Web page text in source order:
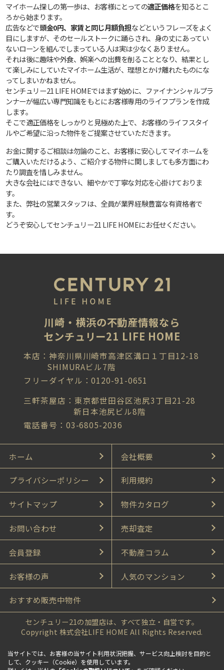
マイホーム探しの第一歩は、お客様にとっての適正価格を知るとこ
ろから始まります。
広告などで頭金0円、家賃と同じ月額負担などというフレーズをよく
目にしますが、そのセールストークに踊らされ、身の丈にあってい
ないローンを組んでしまっている人は実は少なくありません。
それは後に趣味や外食、娯楽への出費を削ることとなり、結果とし
て楽しみにしていたマイホーム生活が、理想とかけ離れたものにな
ってしまいかねません。
センチュリー21 LIFE HOMEではまず始めに、ファイナンシャルプラ
ンナーが幅広い専門知識をもとにお客様専用のライフプランを作成
します。
そこで適正価格をしっかりと見極めた上で、お客様のライフスタイ
ルやご希望に沿った物件をご提案させていただきます。
お金に関するご相談は勿論のこと、お客様に安心してマイホームを
ご購入いただけるよう、ご紹介する物件に関しましても多方面にわ
たり調査を惜しみません。
大きな会社にはできない、細やかで丁寧な対応を心掛けておりま
す。
また、弊社の営業スタッフは、全員が業界経験豊富な有資格者で
す。
どうぞ安心してセンチュリー21 LIFE HOMEにお任せください。
川崎・横浜の不動産情報なら
センチュリー21 LIFE HOME
本店：神奈川県川崎市高津区溝口１丁目12-18
SHIMURAビル7階
フリーダイヤル：0120-91-0651
三軒茶屋店：東京都世田谷区池尻3丁目21-28
新日本池尻ビル8階
電話番号：03-6805-2036
ホーム 会社概要
プライバシーポリシー 利用規約
サイトマップ 物件カタログ
お問い合わせ 売却査定
会員登録 不動産コラム
お客様の声 人気のマンション
おすすめ販売中物件
センチュリー21の加盟店は、すべて独立・自営です。
Copyright 株式会社LIFE HOME All Rights Reserved.
当サイトでは、お客様の当サイト利用状況把握、サービス向上検討を目的と
して、クッキー（Cookie）を使用しています。